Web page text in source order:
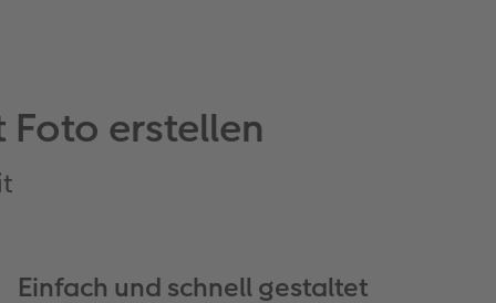
erstellen
Einfach und schnell gestaltet